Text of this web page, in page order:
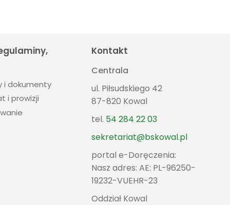
i dokumenty
i prowizji
Kontakt
Centrala
ul. Piłsudskiego 42
87-820 Kowal
tel. 54 284 22 03
sekretariat@bskowal.pl
portal e-Doręczenia:
Nasz adres: AE: PL-96250-
19232-VUEHR-23
Oddział Kowal